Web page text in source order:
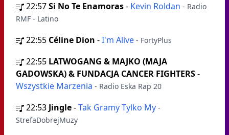
22:57Si No Te Enamoras- Kevin Roldan - Radio
RMF - Latino
22:55 Céline Dion -I'm Alive - FortyPlus
22:55 LATWOGANG & MAJKO (MAJA
GADOWSKA) & FUNDACJA CANCER FIGHTERS-
Wszystkie Marzenia - Radio Eska Rap 20
22:53 Jingle-Tak Gramy Tylko My -
StrefaDobrejMuzy